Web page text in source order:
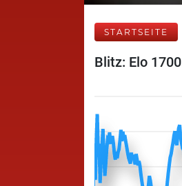
STARTSEITE
Blitz: Elo 1700